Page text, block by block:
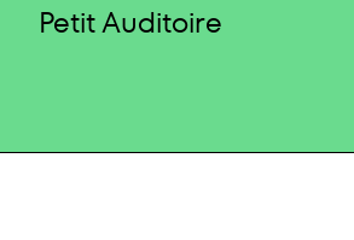
Petit Auditoire